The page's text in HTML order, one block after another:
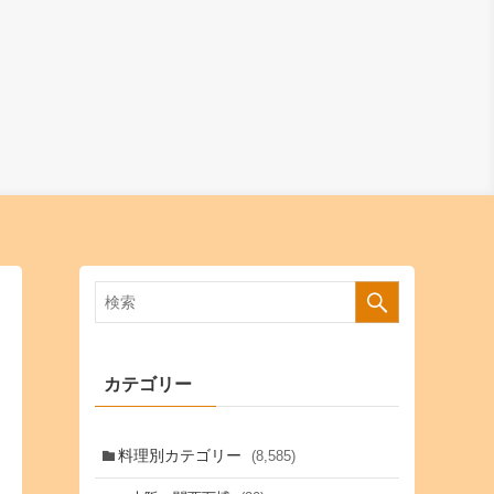
カテゴリー
料理別カテゴリー (8,585)